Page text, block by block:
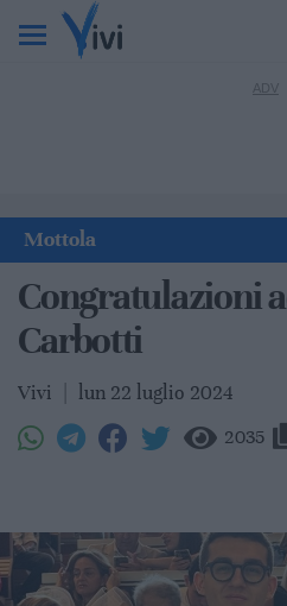
Mottola
Congratulazioni
Carbotti
Vivi lun 22 luglio 2024
2035